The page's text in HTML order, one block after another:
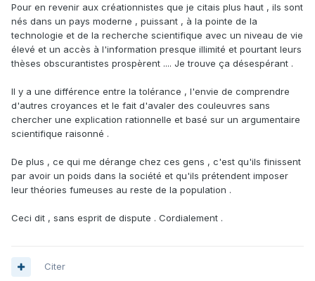
Pour en revenir aux créationnistes que je citais plus haut , ils sont
nés dans un pays moderne , puissant , à la pointe de la
technologie et de la recherche scientifique avec un niveau de vie
élevé et un accès à l'information presque illimité et pourtant leurs
thèses obscurantistes prospèrent .... Je trouve ça désespérant .
Il y a une différence entre la tolérance , l'envie de comprendre
d'autres croyances et le fait d'avaler des couleuvres sans
chercher une explication rationnelle et basé sur un argumentaire
scientifique raisonné .
De plus , ce qui me dérange chez ces gens , c'est qu'ils finissent
par avoir un poids dans la société et qu'ils prétendent imposer
leur théories fumeuses au reste de la population .
Ceci dit , sans esprit de dispute . Cordialement .
Citer